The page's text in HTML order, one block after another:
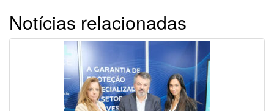
Notícias relacionadas